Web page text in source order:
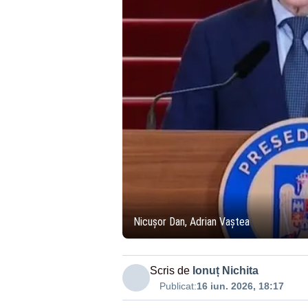
Nicușor Dan, Adrian Vaștea
Scris de Ionuț Nichita
Publicat:16 iun. 2026, 18:17